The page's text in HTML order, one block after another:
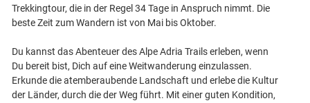
Trekkingtour, die in der Regel 34 Tage in Anspruch nimmt. Die
beste Zeit zum Wandern ist von Mai bis Oktober.
Du kannst das Abenteuer des Alpe Adria Trails erleben, wenn
Du bereit bist, Dich auf eine Weitwanderung einzulassen.
Erkunde die atemberaubende Landschaft und erlebe die Kultur
der Länder, durch die der Weg führt. Mit einer guten Kondition,